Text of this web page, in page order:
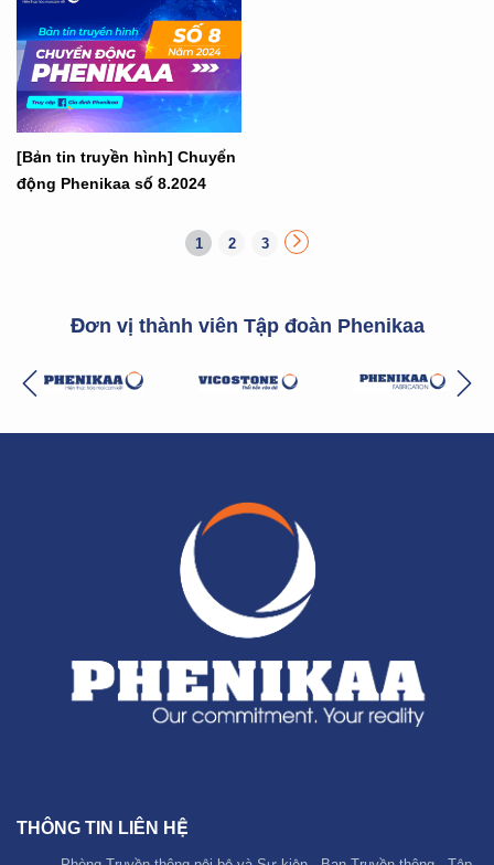
[Bản tin truyền hình] Chuyển
động Phenikaa số 8.2024
1 2 3
Đơn vị thành viên Tập đoàn Phenikaa
THÔNG TIN LIÊN HỆ